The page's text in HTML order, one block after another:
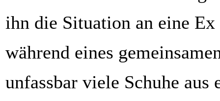
ihn die Situation an eine
während eines
unfassbar viele Schuhe aus